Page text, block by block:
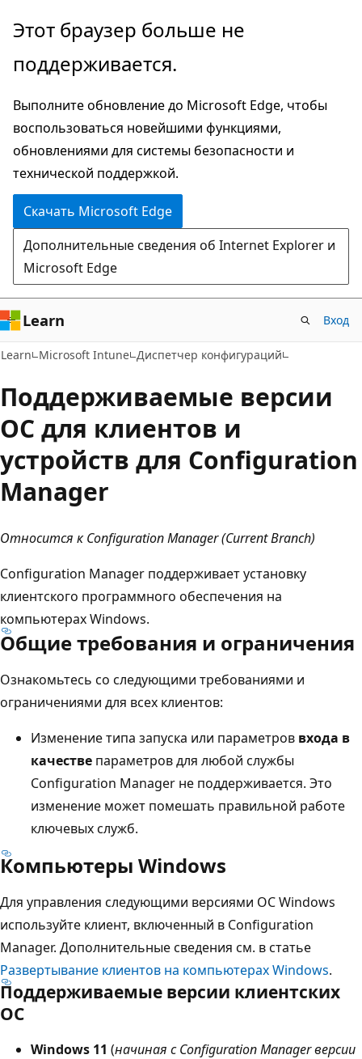
Пропустить
перейти
основному
содержимому
Этот браузер больше не
поддерживается.
Выполните обновление до Microsoft Edge, чтобы
воспользоваться новейшими функциями,
обновлениями для системы безопасности и
технической поддержкой.
Скачать Microsoft Edge
Дополнительные сведения об Internet Explorer и
Microsoft Edge
Learn Вход
Learn Microsoft Intune Диспетчер конфигураций
Поддерживаемые версии
ОС для клиентов и
устройств для Configuration
Manager
Относится к Configuration Manager (Current Branch)
Configuration Manager поддерживает установку
клиентского программного обеспечения на
компьютерах Windows.
Общие требования и ограничения
Ознакомьтесь со следующими требованиями и
ограничениями для всех клиентов:
Изменение типа запуска или параметров входа в
качестве параметров для любой службы
Configuration Manager не поддерживается. Это
изменение может помешать правильной работе
ключевых служб.
Компьютеры Windows
Для управления следующими версиями ОС Windows
используйте клиент, включенный в Configuration
Manager. Дополнительные сведения см. в статье
Развертывание клиентов на компьютерах Windows.
Поддерживаемые версии клиентских
ОС
Windows 11 (начиная с Configuration Manager версии